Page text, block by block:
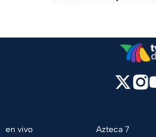
en vivo
Azteca 7